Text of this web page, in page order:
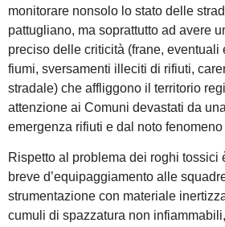
monitorare nonsolo lo stato delle
pattugliano, ma soprattutto ad avere
preciso delle criticità (frane,
fiumi, sversamenti illeciti di rifiuti,
stradale) che affliggono il territorio
attenzione ai Comuni devastati da
emergenza rifiuti e dal noto
Rispetto al problema dei roghi tossici
breve d’equipaggiamento alle
strumentazione con materiale
cumuli di spazzatura non